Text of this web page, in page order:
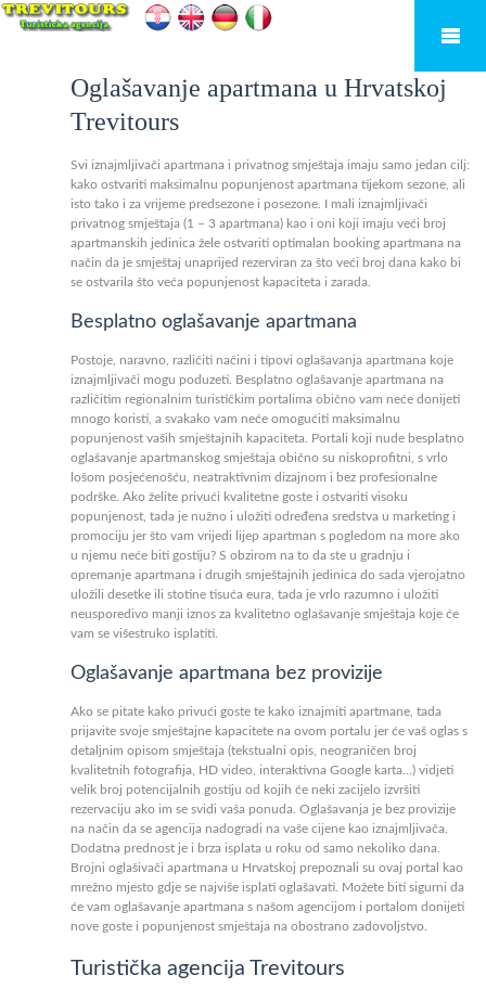
Oglašavanje apartmana u Hrvatskoj
Trevitours
Svi iznajmljivači apartmana i privatnog smještaja imaju samo jedan cilj:
kako ostvariti maksimalnu popunjenost apartmana tijekom sezone, ali
isto tako i za vrijeme predsezone i posezone. I mali iznajmljivači
privatnog smještaja (1 – 3 apartmana) kao i oni koji imaju veći broj
apartmanskih jedinica žele ostvariti optimalan booking apartmana na
način da je smještaj unaprijed rezerviran za što veći broj dana kako bi
se ostvarila što veća popunjenost kapaciteta i zarada.
Besplatno oglašavanje apartmana
Postoje, naravno, različiti načini i tipovi oglašavanja apartmana koje
iznajmljivači mogu poduzeti. Besplatno oglašavanje apartmana na
različitim regionalnim turističkim portalima obično vam neće donijeti
mnogo koristi, a svakako vam neće omogućiti maksimalnu
popunjenost vaših smještajnih kapaciteta. Portali koji nude besplatno
oglašavanje apartmanskog smještaja obično su niskoprofitni, s vrlo
lošom posjećenošću, neatraktivnim dizajnom i bez profesionalne
podrške. Ako želite privući kvalitetne goste i ostvariti visoku
popunjenost, tada je nužno i uložiti određena sredstva u marketing i
promociju jer što vam vrijedi lijep apartman s pogledom na more ako
u njemu neće biti gostiju? S obzirom na to da ste u gradnju i
opremanje apartmana i drugih smještajnih jedinica do sada vjerojatno
uložili desetke ili stotine tisuća eura, tada je vrlo razumno i uložiti
neusporedivo manji iznos za kvalitetno oglašavanje smještaja koje će
vam se višestruko isplatiti.
Oglašavanje apartmana bez provizije
Ako se pitate kako privući goste te kako iznajmiti apartmane, tada
prijavite svoje smještajne kapacitete na ovom portalu jer će vaš oglas s
detaljnim opisom smještaja (tekstualni opis, neograničen broj
kvalitetnih fotografija, HD video, interaktivna Google karta…) vidjeti
velik broj potencijalnih gostiju od kojih će neki zacijelo izvršiti
rezervaciju ako im se svidi vaša ponuda. Oglašavanja je bez provizije
na način da se agencija nadogradi na vaše cijene kao iznajmljivača.
Dodatna prednost je i brza isplata u roku od samo nekoliko dana.
Brojni oglašivači apartmana u Hrvatskoj prepoznali su ovaj portal kao
mrežno mjesto gdje se najviše isplati oglašavati. Možete biti sigurni da
će vam oglašavanje apartmana s našom agencijom i portalom donijeti
nove goste i popunjenost smještaja na obostrano zadovoljstvo.
Turistička agencija Trevitours